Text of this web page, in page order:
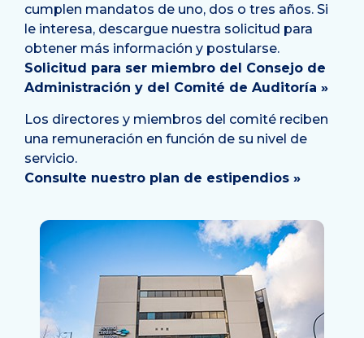
cumplen mandatos de uno, dos o tres años. Si
le interesa, descargue nuestra solicitud para
obtener más información y postularse.
Solicitud para ser miembro del Consejo de
Administración y del Comité de Auditoría »
Los directores y miembros del comité reciben
una remuneración en función de su nivel de
servicio.
Consulte nuestro plan de estipendios »